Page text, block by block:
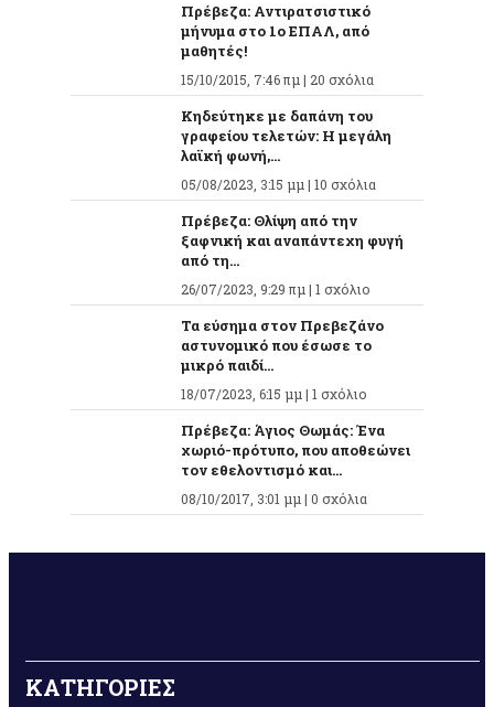
Πρέβεζα: Αντιρατσιστικό
μήνυμα στο 1ο ΕΠΑΛ, από
μαθητές!
15/10/2015, 7:46 πμ | 20 σχόλια
Κηδεύτηκε με δαπάνη του
γραφείου τελετών: Η μεγάλη
λαϊκή φωνή,...
05/08/2023, 3:15 μμ | 10 σχόλια
Πρέβεζα: Θλίψη από την
ξαφνική και αναπάντεχη φυγή
από τη...
26/07/2023, 9:29 πμ | 1 σχόλιο
Τα εύσημα στον Πρεβεζάνο
αστυνομικό που έσωσε το
μικρό παιδί...
18/07/2023, 6:15 μμ | 1 σχόλιο
Πρέβεζα: Άγιος Θωμάς: Ένα
χωριό-πρότυπο, που αποθεώνει
τον εθελοντισμό και...
08/10/2017, 3:01 μμ | 0 σχόλια
ΚΑΤΗΓΟΡΙΕΣ